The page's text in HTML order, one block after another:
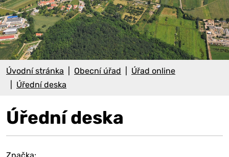
Úvodní stránka Obecní úřad
Úřad online
Úřední deska
Úřední deska